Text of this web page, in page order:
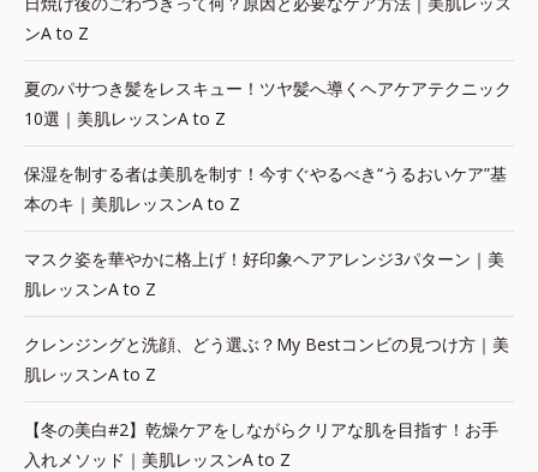
ンA to Z
夏のパサつき髪をレスキュー！ツヤ髪へ導くヘアケアテクニック
10選｜美肌レッスンA to Z
保湿を制する者は美肌を制す！今すぐやるべき“うるおいケア”基
本のキ｜美肌レッスンA to Z
マスク姿を華やかに格上げ！好印象ヘアアレンジ3パターン｜美
肌レッスンA to Z
クレンジングと洗顔、どう選ぶ？My Bestコンビの見つけ方｜美
肌レッスンA to Z
【冬の美白#2】乾燥ケアをしながらクリアな肌を目指す！お手
入れメソッド｜美肌レッスンA to Z